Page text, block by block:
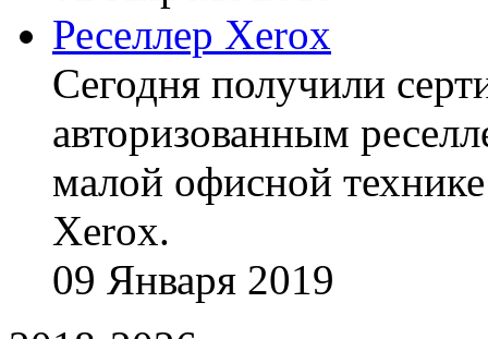
Реселлер Xerox
Сегодня получили
авторизованным
малой офисной
Xerox.
09 Января 2019